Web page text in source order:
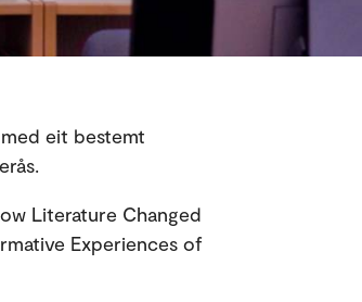
eit bestemt
Literature Changed
Experiences of